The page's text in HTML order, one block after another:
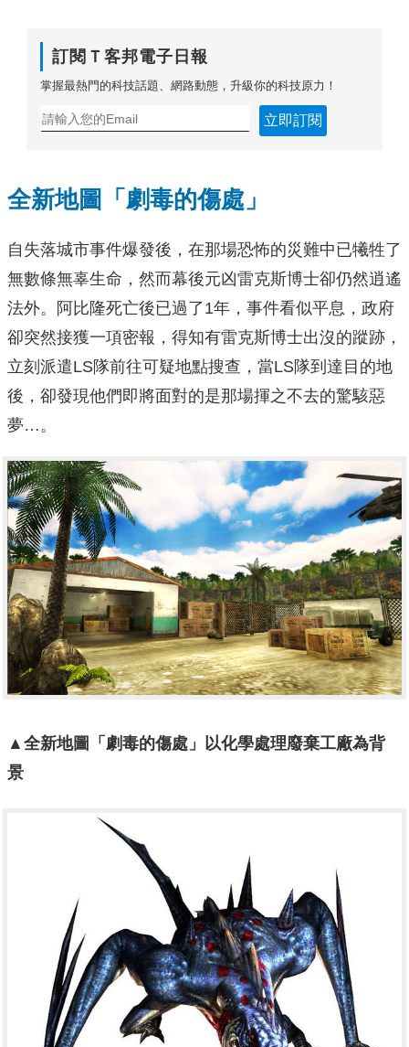
訂閱Ｔ客邦電子日報
掌握最熱門的科技話題、網路動態，升級你的科技原力！
立即訂閱
全新地圖「劇毒的傷處」
自失落城市事件爆發後，在那場恐怖的災難中已犧牲了
無數條無辜生命，然而幕後元凶雷克斯博士卻仍然逍遙
法外。阿比隆死亡後已過了1年，事件看似平息，政府
卻突然接獲一項密報，得知有雷克斯博士出沒的蹤跡，
立刻派遣LS隊前往可疑地點搜查，當LS隊到達目的地
後，卻發現他們即將面對的是那場揮之不去的驚駭惡
夢…。
▲全新地圖「劇毒的傷處」 以化學處理廢棄工廠為背
景